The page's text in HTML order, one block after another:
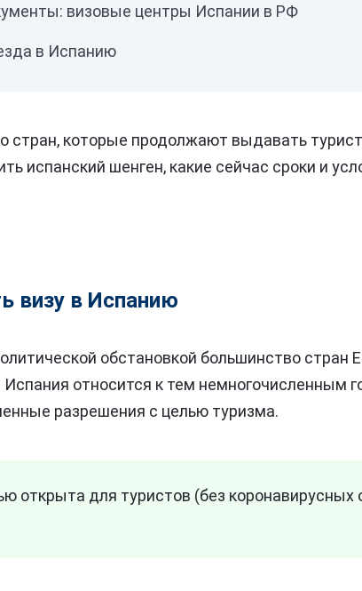
визовые центры Испании в РФ
в Испанию
стран, которые продолжают выдавать
испанский шенген, какие сейчас сроки и
визу в Испанию
обстановкой большинство стран
относится к тем немногочисленным
разрешения с целью туризма.
открыта для туристов (без коронавирусных